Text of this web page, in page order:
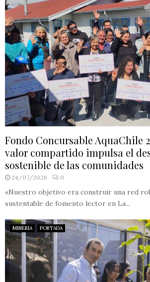
Fondo Concursable AquaChile
valor compartido impulsa el
sostenible de las comunidades
24/07/2026 0
«Nuestro objetivo era construir una red
sustentable de fomento lector en La...
MINERIA PORTADA